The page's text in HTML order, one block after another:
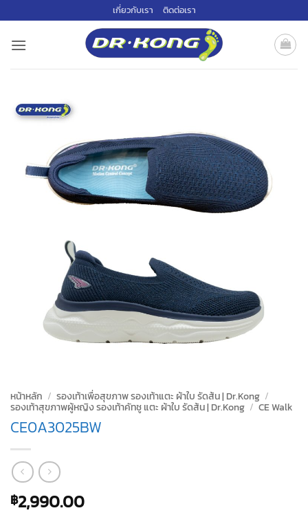
ไป
เกี่ยวกับเรา ติดต่อเรา
หน้าหลัก / รองเท้าเพื่อสุขภาพ รองเท้าแตะ ผ้าใบ รัดส้น | Dr.Kong /
รองเท้าสุขภาพผู้หญิง รองเท้าคัทชู แตะ ผ้าใบ รัดส้น | Dr.Kong / CE Walk
CE0A3025BW
฿2,990.00